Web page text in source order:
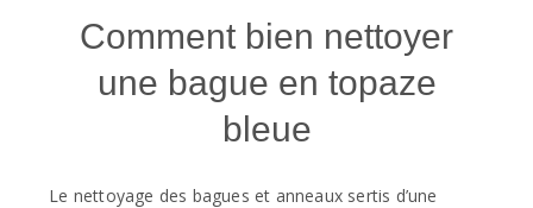
Comment bien nettoyer
une bague en topaze
bleue
Le nettoyage des bagues et anneaux sertis d’une